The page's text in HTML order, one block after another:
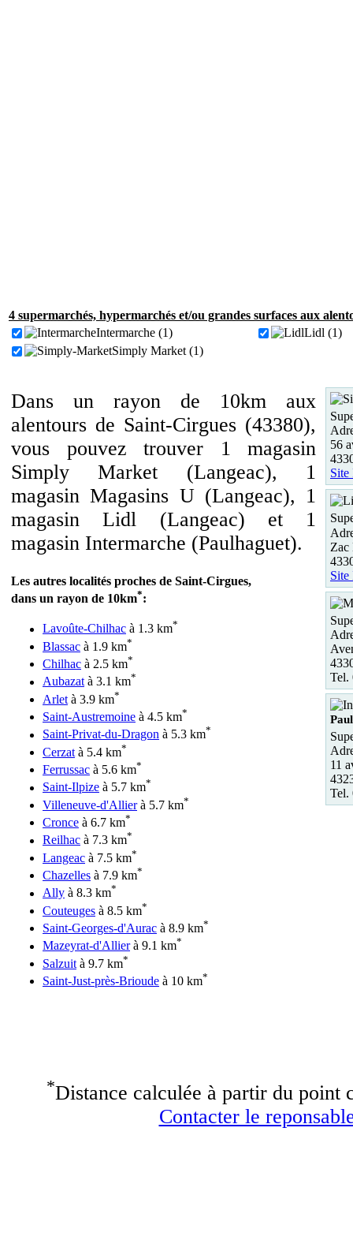
4 supermarchés, hypermarchés et/ou grandes surfaces aux
Intermarche (1)
Lidl (1)
Simply Market (1)
Dans un rayon de 10km aux
alentours de Saint-Cirgues (43380),
vous pouvez trouver 1 magasin
Simply Market (Langeac), 1
magasin Magasins U (Langeac), 1
magasin Lidl (Langeac) et 1
magasin Intermarche (Paulhaguet).
Les autres localités proches de Saint-Cirgues,
dans un rayon de 10km*:
Lavoûte-Chilhac à 1.3 km*
Blassac à 1.9 km*
Chilhac à 2.5 km*
Aubazatà 3.1 km*
Arlet à 3.9 km*
Saint-Austremoine à 4.5 km*
Saint-Privat-du-Dragon à 5.3 km*
Cerzat à 5.4 km*
Ferrussac à 5.6 km*
Saint-Ilpize à 5.7 km*
Villeneuve-d'Allierà 5.7 km*
Cronce à 6.7 km*
Reilhac à 7.3 km*
Langeac à 7.5 km*
Chazelles à 7.9 km*
Ally à 8.3 km*
Couteuges à 8.5 km*
Saint-Georges-d'Aurac à 8.9 km*
Mazeyrat-d'Allierà 9.1 km*
Salzuit à 9.7 km*
Saint-Just-près-Brioude à 10 km*
56
Site
Zac
Site
Tel.
11
Tel.
*Distance calculée à partir du point
Contacter le